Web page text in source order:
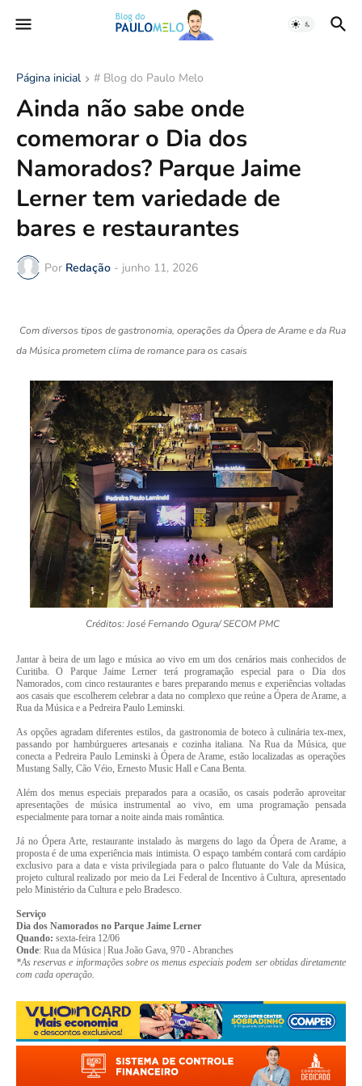
Página inicial # Blog do Paulo Melo
Ainda não sabe onde
comemorar o Dia dos
Namorados? Parque Jaime
Lerner tem variedade de
bares e restaurantes
Por Redação - junho 11, 2026
Com diversos tipos de gastronomia, operações da Ópera de Arame e da Rua
da Música prometem clima de romance para os casais
Créditos:José Fernando Ogura/ SECOM PMC
Jantar à beira de um lago e música ao vivo em um dos cenários mais conhecidos de
Curitiba. O Parque Jaime Lerner terá programação especial para o Dia dos
Namorados, com cinco restaurantes e bares preparando menus e experiências voltadas
aos casais que escolherem celebrar a data no complexo que reúne a Ópera de Arame, a
Rua da Música e a Pedreira Paulo Leminski.
As opções agradam diferentes estilos, da gastronomia de boteco à culinária tex-mex,
passando por hambúrgueres artesanais e cozinha italiana. Na Rua da Música, que
conecta a Pedreira Paulo Leminski à Ópera de Arame, estão localizadas as operações
Mustang Sally, Cão Véio, Ernesto Music Hall e Cana Benta.
Além dos menus especiais preparados para a ocasião, os casais poderão aproveitar
apresentações de música instrumental ao vivo, em uma programação pensada
especialmente para tornar a noite ainda mais romântica.
Já no Ópera Arte, restaurante instalado às margens do lago da Ópera de Arame, a
proposta é de uma experiência mais intimista. O espaço também contará com cardápio
exclusivo para a data e vista privilegiada para o palco flutuante do Vale da Música,
projeto cultural realizado por meio da Lei Federal de Incentivo à Cultura, apresentado
pelo Ministério da Cultura e pelo Bradesco.
Serviço
Dia dos Namorados no Parque Jaime Lerner
Quando: sexta-feira 12/06
Onde: Rua da Música | Rua João Gava, 970 - Abranches
*As reservas e informações sobre os menus especiais podem ser obtidas diretamente
com cada operação.